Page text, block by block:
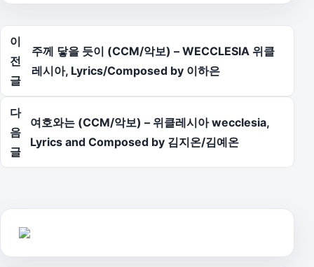
글 탐색
이
전
글
주께 닿을 듯이 (CCM/악보) – WECCLESIA 위클
레시아, Lyrics/Composed by 이하은
다
음
글
여호와는 (CCM/악보) – 위클레시아 wecclesia,
Lyrics and Composed by 김지온/김예온